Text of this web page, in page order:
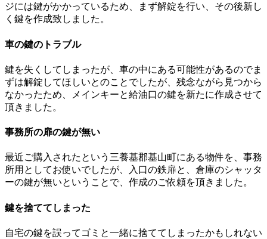
ジには鍵がかかっているため、まず解錠を行い、その後新し
く鍵を作成致しました。
車の鍵のトラブル
鍵を失くしてしまったが、車の中にある可能性があるのでま
ずは解錠してほしいとのことでしたが、残念ながら見つから
なかったため、メインキーと給油口の鍵を新たに作成させて
頂きました。
事務所の扉の鍵が無い
最近ご購入されたという三養基郡基山町にある物件を、事務
所用としてお使いでしたが、入口の鉄扉と、倉庫のシャッタ
ーの鍵が無いということで、作成のご依頼を頂きました。
鍵を捨ててしまった
自宅の鍵を誤ってゴミと一緒に捨ててしまったかもしれない